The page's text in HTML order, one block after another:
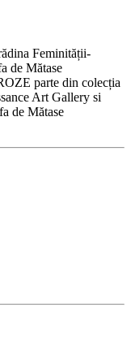
Feminității-
de Mătase
parte din colecția
Art Gallery si
de Mătase